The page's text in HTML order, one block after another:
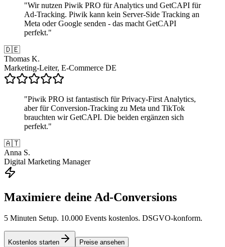
"Wir nutzen Piwik PRO für Analytics und GetCAPI für
Ad-Tracking. Piwik kann kein Server-Side Tracking an
Meta oder Google senden - das macht GetCAPI
perfekt."
🇩🇪
Thomas K.
Marketing-Leiter, E-Commerce DE
"Piwik PRO ist fantastisch für Privacy-First Analytics,
aber für Conversion-Tracking zu Meta und TikTok
brauchten wir GetCAPI. Die beiden ergänzen sich
perfekt."
🇦🇹
Anna S.
Digital Marketing Manager
Maximiere deine Ad-Conversions
5 Minuten Setup. 10.000 Events kostenlos. DSGVO-konform.
Kostenlos starten Preise ansehen